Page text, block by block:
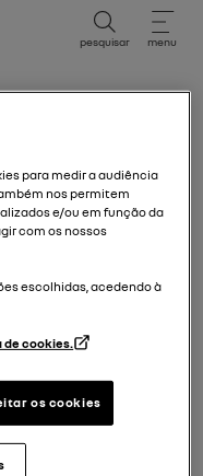
pesquisar menu
número da matrícula
do VIN ou do
para medir a audiência
nos permitem
e/ou em função da
com os nossos
escolhidas, acedendo à
de cookies.
os cookies